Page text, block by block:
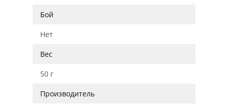
Бой
Нет
Вес
50 г
Производитель